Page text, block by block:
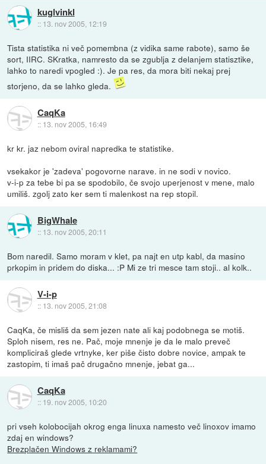
kuglvinkl
:: 13. nov 2005, 12:19
Tista statistika ni več pomembna (z vidika same rabote), samo še
sort, IIRC. SKratka, namresto da se zgublja z delanjem statisztike,
lahko to naredi vpogled :). Je pa res, da mora biti nekaj prej
storjeno, da se lahko gleda.
CaqKa
:: 13. nov 2005, 16:49
kr kr. jaz nebom oviral napredka te statistike.
vsekakor je 'zadeva' pogovorne narave. in ne sodi v novico.
v-i-p za tebe bi pa se spodobilo, če svojo uperjenost v mene, malo
umiliš. zgolj zato ker sem ti malenkost na rep stopil.
BigWhale
:: 13. nov 2005, 20:11
Bom naredil. Samo moram v klet, pa najt en utp kabl, da masino
prkopim in pridem do diska... :P Mi ze tri mesce tam stoji.. al kolk..
V-i-p
:: 13. nov 2005, 21:08
CaqKa, če misliš da sem jezen nate ali kaj podobnega se motiš.
Sploh nisem, res ne. Pač, moje mnenje je da le malo preveč
kompliciraš glede vrtnyke, ker piše čisto dobre novice, ampak te
zastopim, ti imaš pač drugačno mnenje, jebat ga...
CaqKa
:: 19. nov 2005, 10:20
pri vseh kolobocijah okrog enga linuxa namesto več linoxov imamo
zdaj en windows?
Brezplačen Windows z reklamami?